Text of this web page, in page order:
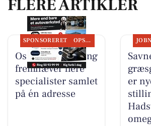
FLERE ARTIKLER
SPONSORERET OPSLAGSTAVLEN
Oscar Biludlejning
fremhæver flere
specialister samlet
på én adresse
er